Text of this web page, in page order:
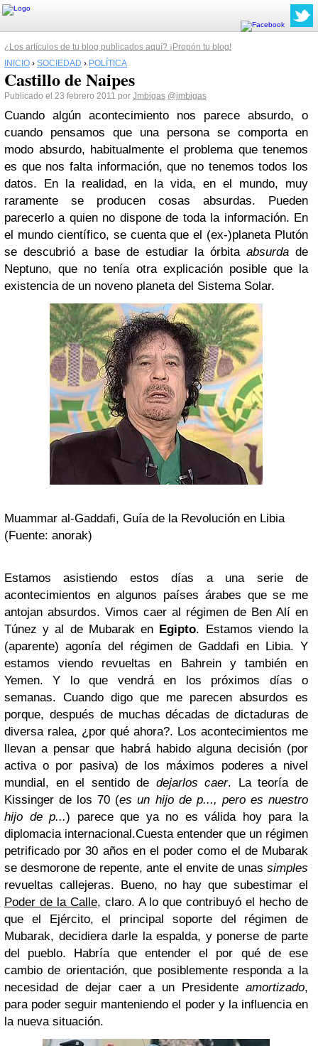
¿Los artículos de tu blog publicados aquí? ¡Propón tu blog!
INICIO › SOCIEDAD › POLÍTICA
Castillo de Naipes
Publicado el 23 febrero 2011 por Jmbigas @jmbigas
Cuando algún acontecimiento nos parece absurdo, o
cuando pensamos que una persona se comporta en
modo absurdo, habitualmente el problema que tenemos
es que nos falta información, que no tenemos todos los
datos. En la realidad, en la vida, en el mundo, muy
raramente se producen cosas absurdas. Pueden
parecerlo a quien no dispone de toda la información. En
el mundo científico, se cuenta que el (ex-)planeta Plutón
se descubrió a base de estudiar la órbita absurda de
Neptuno, que no tenía otra explicación posible que la
existencia de un noveno planeta del Sistema Solar.
Muammar al-Gaddafi, Guía de la Revolución en Libia
(Fuente: anorak)
Estamos asistiendo estos días a una serie de
acontecimientos en algunos países árabes que se me
antojan absurdos. Vimos caer al régimen de Ben Alí en
Túnez y al de Mubarak en Egipto. Estamos viendo la
(aparente) agonía del régimen de Gaddafi en Libia. Y
estamos viendo revueltas en Bahrein y también en
Yemen. Y lo que vendrá en los próximos días o
semanas. Cuando digo que me parecen absurdos es
porque, después de muchas décadas de dictaduras de
diversa ralea, ¿por qué ahora?. Los acontecimientos me
llevan a pensar que habrá habido alguna decisión (por
activa o por pasiva) de los máximos poderes a nivel
mundial, en el sentido de dejarlos caer. La teoría de
Kissinger de los 70 (es un hijo de p..., pero es nuestro
hijo de p...) parece que ya no es válida hoy para la
diplomacia internacional.Cuesta entender que un régimen
petrificado por 30 años en el poder como el de Mubarak
se desmorone de repente, ante el envite de unas simples
revueltas callejeras. Bueno, no hay que subestimar el
Poder de la Calle, claro. A lo que contribuyó el hecho de
que el Ejército, el principal soporte del régimen de
Mubarak, decidiera darle la espalda, y ponerse de parte
del pueblo. Habría que entender el por qué de ese
cambio de orientación, que posiblemente responda a la
necesidad de dejar caer a un Presidente amortizado,
para poder seguir manteniendo el poder y la influencia en
la nueva situación.